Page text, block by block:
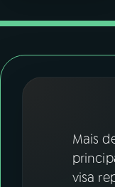
Instagram
Mais
visa